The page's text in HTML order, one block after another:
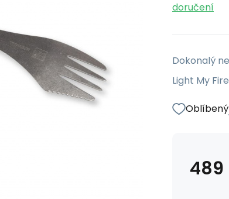
doručení
Dokonalý
Light My Fire
Oblíbený
489